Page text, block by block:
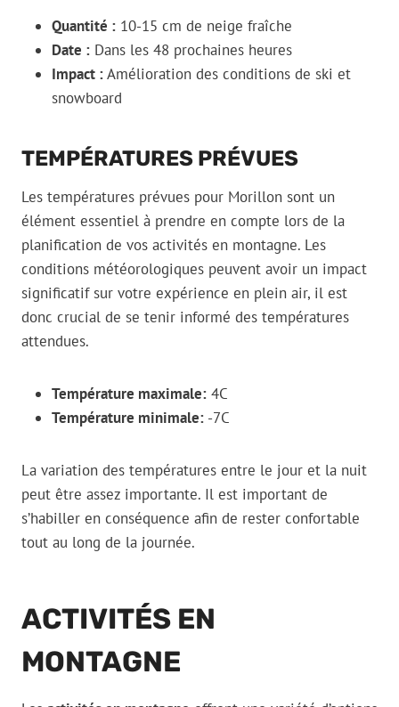
Quantité : 10-15 cm de neige fraîche
Date : Dans les 48 prochaines heures
Impact :Amélioration des conditions de ski et
snowboard
TEMPÉRATURES PRÉVUES
Les températures prévues pour Morillon sont un
élément essentiel à prendre en compte lors de la
planification de vos activités en montagne. Les
conditions météorologiques peuvent avoir un impact
significatif sur votre expérience en plein air, il est
donc crucial de se tenir informé des températures
attendues.
Température maximale: 4C
Température minimale: -7C
La variation des températures entre le jour et la nuit
peut être assez importante. Il est important de
s’habiller en conséquence afin de rester confortable
tout au long de la journée.
ACTIVITÉS EN
MONTAGNE